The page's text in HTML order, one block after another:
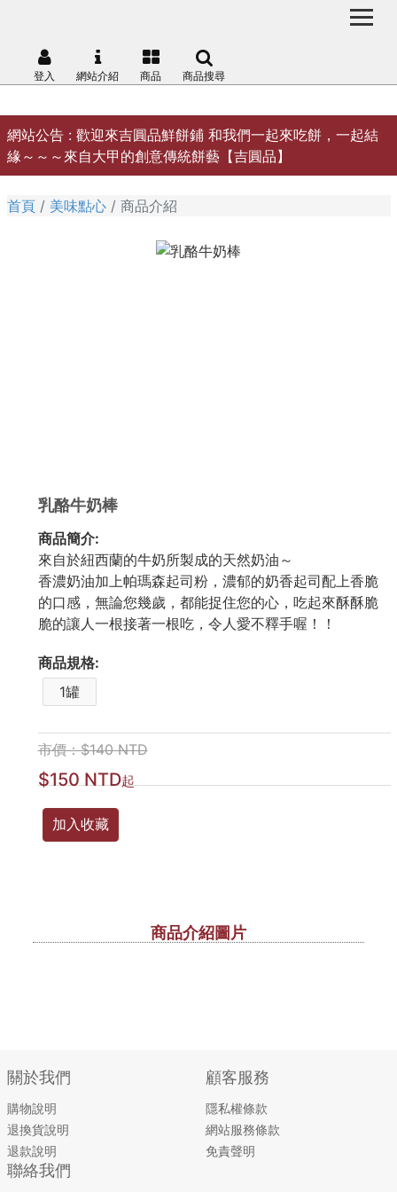
網站公告 : 歡迎來吉圓品鮮餅鋪 和我們一起來吃餅，一起結
緣～～～來自大甲的創意傳統餅藝【吉圓品】
登入 網站介紹 商品 商品搜尋
首頁 美味點心 商品介紹
乳酪牛奶棒
商品簡介:
來自於紐西蘭的牛奶所製成的天然奶油～
香濃奶油加上帕瑪森起司粉，濃郁的奶香起司配上香脆
的口感，無論您幾歲，都能捉住您的心，吃起來酥酥脆
脆的讓人一根接著一根吃，令人愛不釋手喔！！
商品規格:
1罐
市價：$140 NTD
$150 NTD起
加入收藏
商品介紹圖片
關於我們
購物說明
退換貨說明
退款說明
顧客服務
隱私權條款
網站服務條款
免責聲明
聯絡我們